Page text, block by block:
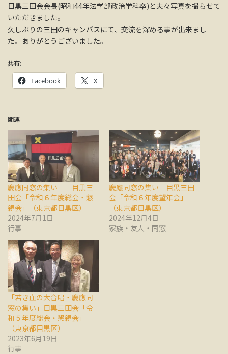
目黒三田会会長(昭和44年法学部政治学科卒)と夫々写真を撮らせて
いただきました。
久しぶりの三田のキャンパスにて、交流を深める事が出来まし
た。ありがとうございました。
共有:
Facebook X
関連
慶應同窓の集い 目黒三
田会「令和６年度総会・懇
親会」（東京都目黒区）
2024年7月1日
行事
慶應同窓の集い 目黒三田
会「令和６年度望年会」
（東京都目黒区）
2024年12月4日
家族・友人・同窓
「若き血の大合唱・慶應同
窓の集い」目黒三田会「令
和５年度総会・懇親会」
（東京都目黒区）
2023年6月19日
行事